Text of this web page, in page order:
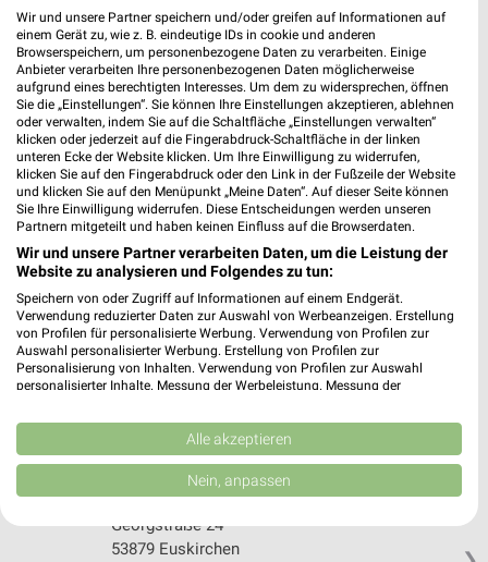
Heute 10:00 - 19:00 Uhr | Geöffnet
520,72 km • Angebote: 2 Prospekte
JYSK Kerpen
Am Falder 18
50171 Kerpen
Heute 10:00 - 19:00 Uhr | Geöffnet
497,08 km • Angebote: 2 Prospekte
JYSK Erkelenz
Adam-Opel-Straße 11
41812 Erkelenz
513,83 km • Angebote: 2 Prospekte
JYSK Euskirchen
Georgstraße 24
53879 Euskirchen
Wir und unsere Partner speichern und/oder greifen auf Informationen auf
einem Gerät zu, wie z. B. eindeutige IDs in cookie und anderen
Browserspeichern, um personenbezogene Daten zu verarbeiten. Einige
Anbieter verarbeiten Ihre personenbezogenen Daten möglicherweise
aufgrund eines berechtigten Interesses. Um dem zu widersprechen, öffnen
Sie die „Einstellungen“. Sie können Ihre Einstellungen akzeptieren, ablehnen
oder verwalten, indem Sie auf die Schaltfläche „Einstellungen verwalten“
klicken oder jederzeit auf die Fingerabdruck-Schaltfläche in der linken
unteren Ecke der Website klicken. Um Ihre Einwilligung zu widerrufen,
klicken Sie auf den Fingerabdruck oder den Link in der Fußzeile der Website
und klicken Sie auf den Menüpunkt „Meine Daten“. Auf dieser Seite können
Sie Ihre Einwilligung widerrufen. Diese Entscheidungen werden unseren
Partnern mitgeteilt und haben keinen Einfluss auf die Browserdaten.
Wir und unsere Partner verarbeiten Daten, um die Leistung der
Website zu analysieren und Folgendes zu tun:
Speichern von oder Zugriff auf Informationen auf einem Endgerät.
Verwendung reduzierter Daten zur Auswahl von Werbeanzeigen. Erstellung
von Profilen für personalisierte Werbung. Verwendung von Profilen zur
Auswahl personalisierter Werbung. Erstellung von Profilen zur
Personalisierung von Inhalten. Verwendung von Profilen zur Auswahl
personalisierter Inhalte. Messung der Werbeleistung. Messung der
Kombinationen von Daten aus verschiedenen Quellen. Entwicklung und
Verbesserung der Angebote. Verwendung reduzierter Daten zur Auswahl
von Inhalten.
Daten können außerhalb der Europäischen Union weitergegeben und in die
Website/App.
Alle akzeptieren
Nein, anpassen